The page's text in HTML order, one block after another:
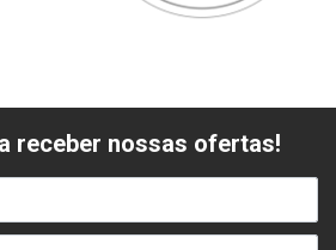
receber nossas ofertas!